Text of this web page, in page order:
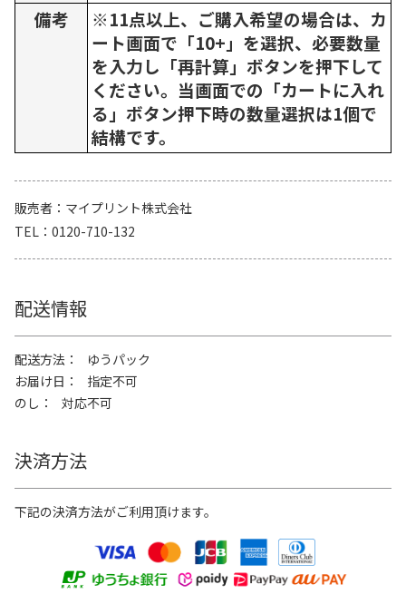
備考
※11点以上、ご購入希望の場合は、カ
ート画面で「10+」を選択、必要数量
を入力し「再計算」ボタンを押下して
ください。当画面での「カートに入れ
る」ボタン押下時の数量選択は1個で
結構です。
販売者
マイプリント株式会社
TEL
0120-710-132
配送情報
配送方法
ゆうパック
お届け日
指定不可
のし
対応不可
決済方法
下記の決済方法がご利用頂けます。